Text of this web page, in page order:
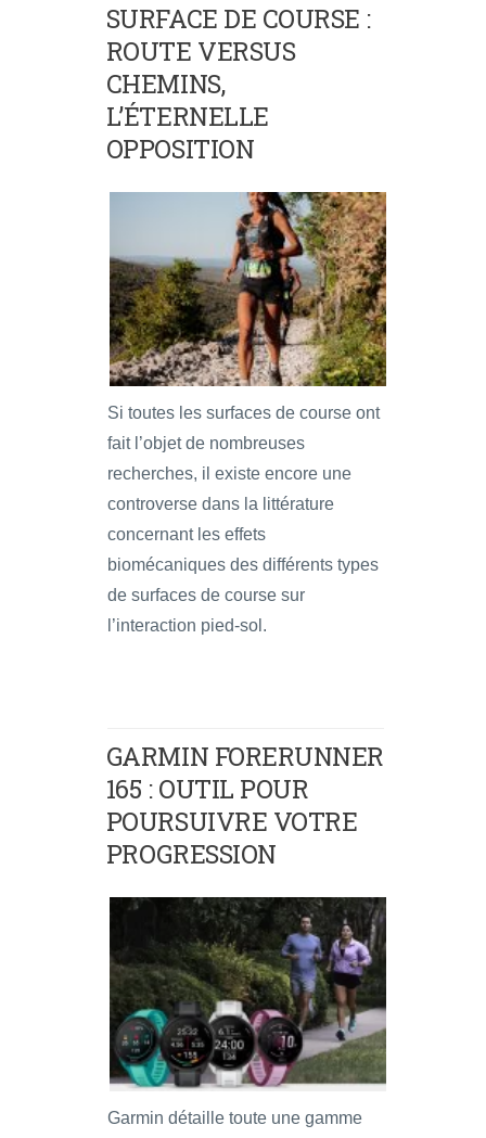
SURFACE DE COURSE :
ROUTE VERSUS
CHEMINS,
L’ÉTERNELLE
OPPOSITION
Si toutes les surfaces de course ont
fait l’objet de nombreuses
recherches, il existe encore une
controverse dans la littérature
concernant les effets
biomécaniques des différents types
de surfaces de course sur
l’interaction pied-sol.
GARMIN FORERUNNER
165 : OUTIL POUR
POURSUIVRE VOTRE
PROGRESSION
Garmin détaille toute une gamme